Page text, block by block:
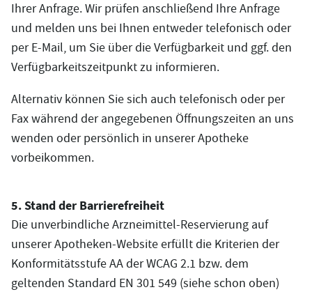
Ihrer Anfrage. Wir prüfen anschließend Ihre Anfrage
und melden uns bei Ihnen entweder telefonisch oder
per E-Mail, um Sie über die Verfügbarkeit und ggf. den
Verfügbarkeitszeitpunkt zu informieren.
Alternativ können Sie sich auch telefonisch oder per
Fax während der angegebenen Öffnungszeiten an uns
wenden oder persönlich in unserer Apotheke
vorbeikommen.
5. Stand der Barrierefreiheit
Die unverbindliche Arzneimittel-Reservierung auf
unserer Apotheken-Website erfüllt die Kriterien der
Konformitätsstufe AA der WCAG 2.1 bzw. dem
geltenden Standard EN 301 549 (siehe schon oben)